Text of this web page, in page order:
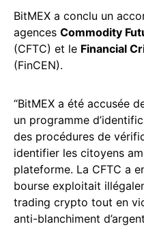
BitMEX a conclu un
agences Commodity
(CFTC) et le Financial
(FinCEN).
“BitMEX a été accusée
un programme
des procédures de
identifier les citoyens
plateforme. La CFTC a
bourse exploitait
trading crypto tout en
anti-blanchiment